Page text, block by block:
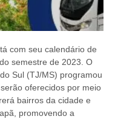
com seu calendário de
semestre de 2023. O
Sul (TJ/MS) programou
oferecidos por meio
bairros da cidade e
promovendo a